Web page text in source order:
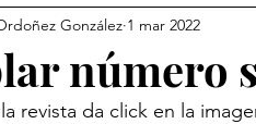
número
González 1 mar 2022
revista da click en la